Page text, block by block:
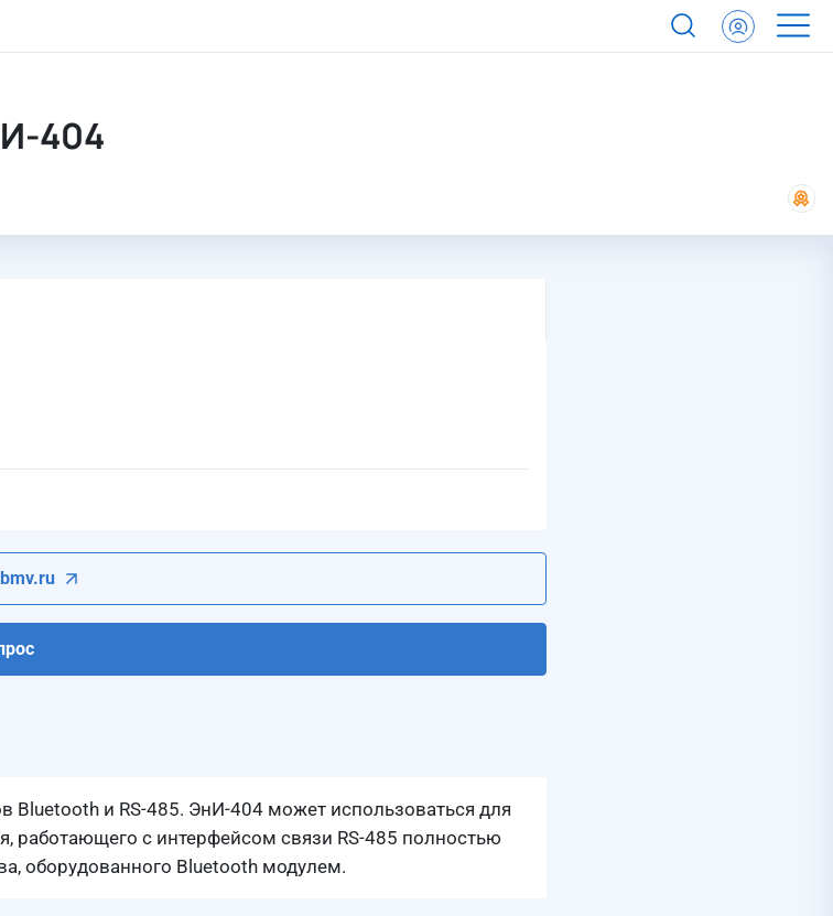
404
Bluetooth и RS-485. ЭнИ-404 может использоваться для
работающего с интерфейсом связи RS-485 полностью
оборудованного Bluetooth модулем.